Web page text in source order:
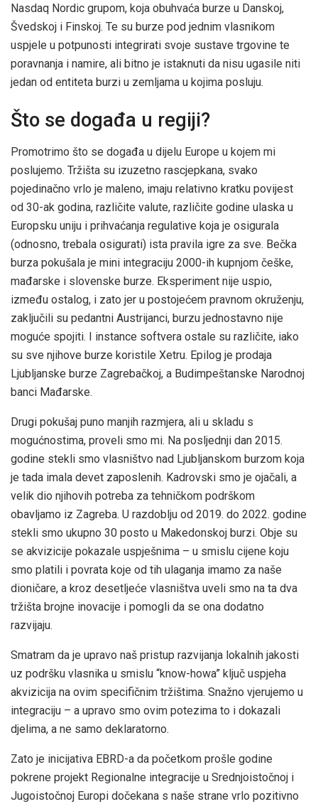
Nasdaq Nordic grupom, koja obuhvaća burze u Danskoj,
Švedskoj i Finskoj. Te su burze pod jednim vlasnikom
uspjele u potpunosti integrirati svoje sustave trgovine te
poravnanja i namire, ali bitno je istaknuti da nisu ugasile niti
jedan od entiteta burzi u zemljama u kojima posluju.
Što se događa u regiji?
Promotrimo što se događa u dijelu Europe u kojem mi
poslujemo. Tržišta su izuzetno rascjepkana, svako
pojedinačno vrlo je maleno, imaju relativno kratku povijest
od 30-ak godina, različite valute, različite godine ulaska u
Europsku uniju i prihvaćanja regulative koja je osigurala
(odnosno, trebala osigurati) ista pravila igre za sve. Bečka
burza pokušala je mini integraciju 2000-ih kupnjom češke,
mađarske i slovenske burze. Eksperiment nije uspio,
između ostalog, i zato jer u postojećem pravnom okruženju,
zaključili su pedantni Austrijanci, burzu jednostavno nije
moguće spojiti. I instance softvera ostale su različite, iako
su sve njihove burze koristile Xetru. Epilog je prodaja
Ljubljanske burze Zagrebačkoj, a Budimpeštanske Narodnoj
banci Mađarske.
Drugi pokušaj puno manjih razmjera, ali u skladu s
mogućnostima, proveli smo mi. Na posljednji dan 2015.
godine stekli smo vlasništvo nad Ljubljanskom burzom koja
je tada imala devet zaposlenih. Kadrovski smo je ojačali, a
velik dio njihovih potreba za tehničkom podrškom
obavljamo iz Zagreba. U razdoblju od 2019. do 2022. godine
stekli smo ukupno 30 posto u Makedonskoj burzi. Obje su
se akvizicije pokazale uspješnima – u smislu cijene koju
smo platili i povrata koje od tih ulaganja imamo za naše
dioničare, a kroz desetljeće vlasništva uveli smo na ta dva
tržišta brojne inovacije i pomogli da se ona dodatno
razvijaju.
Smatram da je upravo naš pristup razvijanja lokalnih jakosti
uz podršku vlasnika u smislu “know-howa” ključ uspjeha
akvizicija na ovim specifičnim tržištima. Snažno vjerujemo u
integraciju – a upravo smo ovim potezima to i dokazali
djelima, a ne samo deklaratorno.
Zato je inicijativa EBRD-a da početkom prošle godine
pokrene projekt Regionalne integracije u Srednjoistočnoj i
Jugoistočnoj Europi dočekana s naše strane vrlo pozitivno